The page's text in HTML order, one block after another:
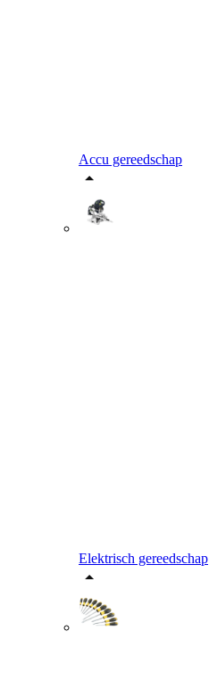
Accu gereedschap
Elektrisch gereedschap